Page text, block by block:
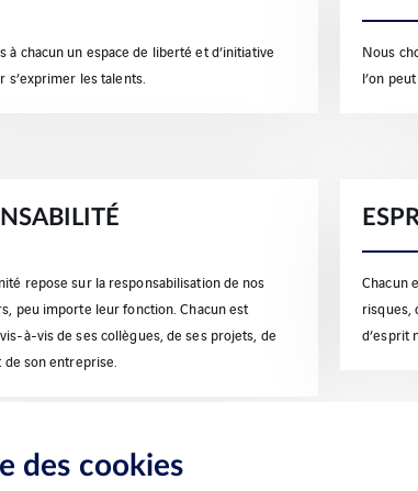
à chacun un espace de liberté et d’initiative
s’exprimer les talents.
Nous
l’on
repose sur la responsabilisation de nos
peu importe leur fonction. Chacun est
à-vis de ses collègues, de ses projets, de
son entreprise.
Chacun
risques,
d’esprit
des cookies